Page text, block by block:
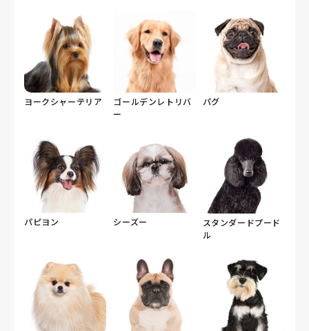
ヨークシャーテリア
ゴールデンレトリバ
ー
パグ
パピヨン シーズー
スタンダードプード
ル